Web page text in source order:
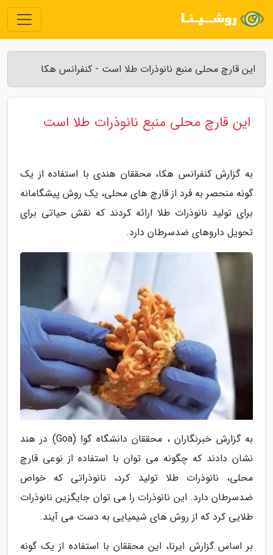
این قارچ محلی منبع نانوذرات طلا است - کنفرانس هکا
این قارچ محلی منبع نانوذرات طلا است
به گزارش کنفرانس هکا، محققان هندی با استفاده از یک
گونه منحصر به فرد از قارچ های محلی، یک روش پیشگامانه
برای تولید نانوذرات طلا ارائه کردند که نقش حیاتی برای
تحویل داروهای ضدسرطان دارد.
به گزارش خبرنگاران ، محققان دانشگاه گوا (Goa) در هند
نشان دادند که چگونه می توان با استفاده از نوعی قارچ
محلی، نانوذرات طلا تولید کرد، نانوذراتی که خواص
ضدسرطان دارد. این نانوذرات را می توان جایگزین نانوذرات
طلایی کرد که از روش های شیمیایی به دست می آیند.
بر اساس گزارش ایرنا، این محققان با استفاده از یک گونه